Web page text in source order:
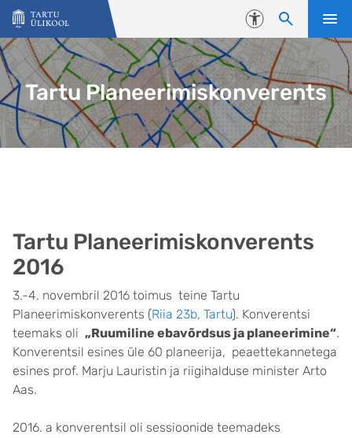
Liigu edasi põhisisu juurde
Juurdepääsetavus
Tartu Planeerimiskonverents
Tartu Planeerimiskonverents
2016
3.-4. novembril 2016 toimus teine Tartu
Planeerimiskonverents (Riia 23b, Tartu). Konverentsi
teemaks oli „Ruumiline ebavõrdsus ja planeerimine“.
Konverentsil esines üle 60 planeerija, peaettekannetega
esines prof. Marju Lauristin ja riigihalduse minister Arto
Aas.
2016. a konverentsil oli sessioonide teemadeks